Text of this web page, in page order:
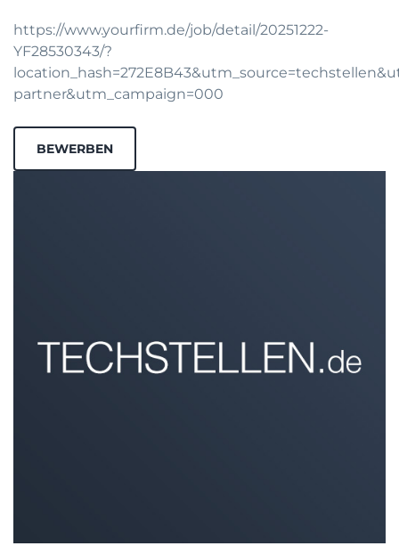
https://www.yourfirm.de/job/detail/20251222-
YF28530343/?
partner&utm_campaign=000
BEWERBEN